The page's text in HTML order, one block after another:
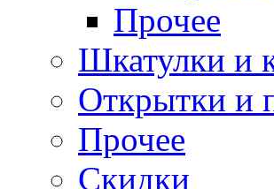
Прочее
Шкатулки и
Открытки и
Прочее
Скидки